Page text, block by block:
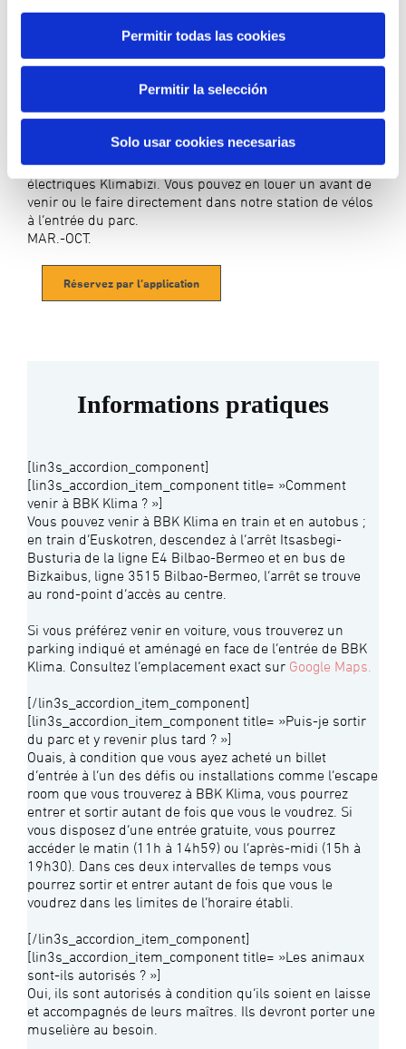
Permitir todas las cookies
Permitir la selección
Solo usar cookies necesarias
Parcourez la biosphère d’Urdaibai en faisant un
tour à vélo.
Profitez de l’environnement avec l’un de nos vélos
électriques Klimabizi. Vous pouvez en louer un avant de
venir ou le faire directement dans notre station de vélos
à l’entrée du parc.
MAR.-OCT.
Réservez par l’application
Informations pratiques
[lin3s_accordion_component]
[lin3s_accordion_item_component title= »Comment
venir à BBK Klima ? »]
Vous pouvez venir à BBK Klima en train et en autobus ;
en train d’Euskotren, descendez à l’arrêt Itsasbegi-
Busturia de la ligne E4 Bilbao-Bermeo et en bus de
Bizkaibus, ligne 3515 Bilbao-Bermeo, l’arrêt se trouve
au rond-point d’accès au centre.
Si vous préférez venir en voiture, vous trouverez un
parking indiqué et aménagé en face de l’entrée de BBK
Klima. Consultez l’emplacement exact sur Google Maps.
[/lin3s_accordion_item_component]
[lin3s_accordion_item_component title= »Puis-je sortir
du parc et y revenir plus tard ? »]
Ouais, à condition que vous ayez acheté un billet
d’entrée à l’un des défis ou installations comme l’escape
room que vous trouverez à BBK Klima, vous pourrez
entrer et sortir autant de fois que vous le voudrez. Si
vous disposez d’une entrée gratuite, vous pourrez
accéder le matin (11h à 14h59) ou l’après-midi (15h à
19h30). Dans ces deux intervalles de temps vous
pourrez sortir et entrer autant de fois que vous le
voudrez dans les limites de l’horaire établi.
[/lin3s_accordion_item_component]
[lin3s_accordion_item_component title= »Les animaux
sont-ils autorisés ? »]
Oui, ils sont autorisés à condition qu’ils soient en laisse
et accompagnés de leurs maîtres. Ils devront porter une
muselière au besoin.